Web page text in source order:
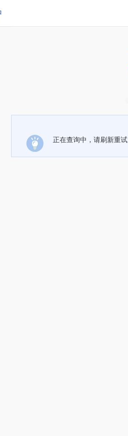
正在查询中，请刷新重试